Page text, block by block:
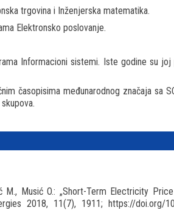
trgovina i Inženjerska matematika.
Elektronsko poslovanje.
Informacioni sistemi. Iste godine su
časopisima međunarodnog značaja sa
M., Musić O.: „Short-Term Electricity
2018, 11(7), 1911; https://doi.org/